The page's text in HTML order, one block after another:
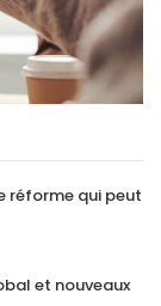
réforme qui peut
et nouveaux